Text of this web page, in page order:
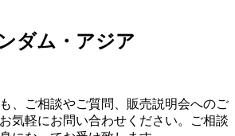
、ご相談やご質問、販売説明会へのご
気軽にお問い合わせください。ご相談